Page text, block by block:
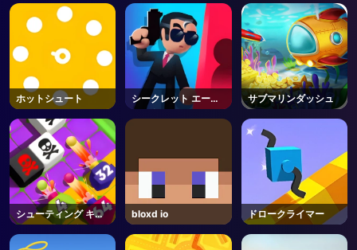
ホットシュート
シークレット エージ
ェント
サブマリンダッシュ
シューティング キャ
ノン マージ ディフェ
ンス
bloxd io ドロークライマー